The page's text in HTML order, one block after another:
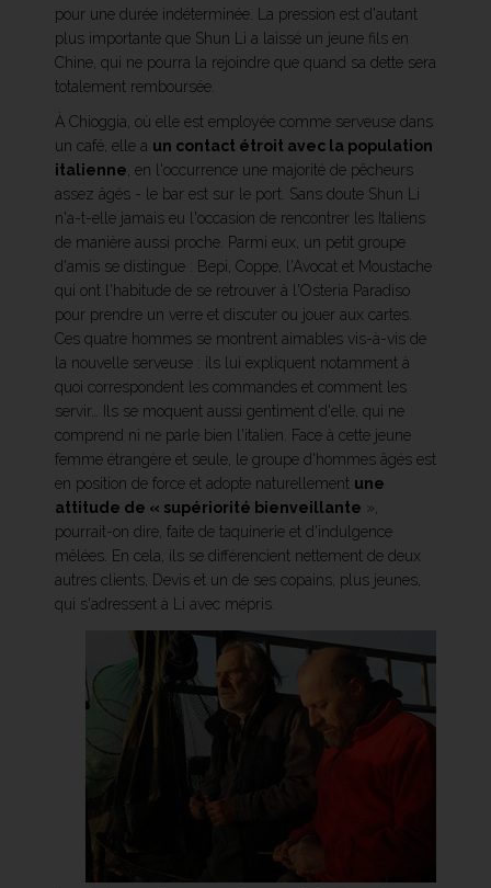
pour une durée indéterminée. La pression est d'autant
plus importante que Shun Li a laissé un jeune fils en
Chine, qui ne pourra la rejoindre que quand sa dette sera
totalement remboursée.
À Chioggia, où elle est employée comme serveuse dans
un café, elle a un contact étroit avec la population
italienne , en l'occurrence une majorité de pêcheurs
assez âgés - le bar est sur le port. Sans doute Shun Li
n'a-t-elle jamais eu l'occasion de rencontrer les Italiens
de manière aussi proche. Parmi eux, un petit groupe
d'amis se distingue : Bepi, Coppe, l'Avocat et Moustache
qui ont l'habitude de se retrouver à l'Osteria Paradiso
pour prendre un verre et discuter ou jouer aux cartes.
Ces quatre hommes se montrent aimables vis-à-vis de
la nouvelle serveuse : ils lui expliquent notamment à
quoi correspondent les commandes et comment les
servir… Ils se moquent aussi gentiment d'elle, qui ne
comprend ni ne parle bien l'italien. Face à cette jeune
femme étrangère et seule, le groupe d'hommes âgés est
en position de force et adopte naturellement une
attitude de « supériorité bienveillante »,
pourrait-on dire, faite de taquinerie et d'indulgence
mêlées. En cela, ils se différencient nettement de deux
autres clients, Devis et un de ses copains, plus jeunes,
qui s'adressent à Li avec mépris.